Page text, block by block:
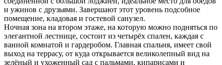
и ужинов с друзьями. Завершают этот уровень подсобное
помещение, кладовая и гостевой санузел.
Ночная зона на втором этаже, на которую можно подняться по
элегантной лестнице, состоит из четырёх спален, каждая с
ванной комнатой и гардеробом. Главная спальня, имеет свой
выход на террасу, от куда открывается великолепный вид на
зелёный и ухоженный сад с пальмами, кипарисами и